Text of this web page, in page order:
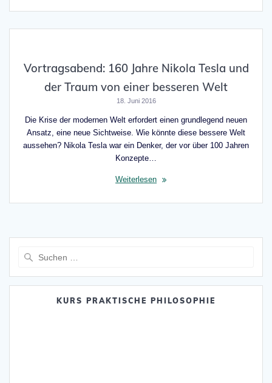
Vortragsabend: 160 Jahre Nikola Tesla und
der Traum von einer besseren Welt
18. Juni 2016
Die Krise der modernen Welt erfordert einen grundlegend neuen
Ansatz, eine neue Sichtweise. Wie könnte diese bessere Welt
aussehen? Nikola Tesla war ein Denker, der vor über 100 Jahren
Konzepte…
Weiterlesen
KURS PRAKTISCHE PHILOSOPHIE